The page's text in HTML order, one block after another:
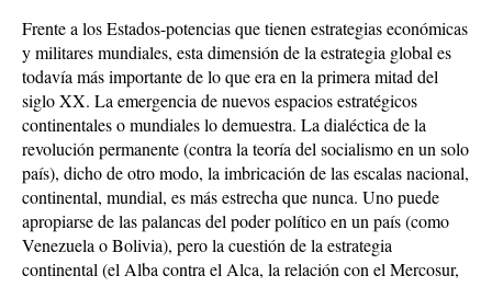
Frente a los Estados-potencias que tienen estrategias económicas
y militares mundiales, esta dimensión de la estrategia global es
todavía más importante de lo que era en la primera mitad del
siglo XX. La emergencia de nuevos espacios estratégicos
continentales o mundiales lo demuestra. La dialéctica de la
revolución permanente (contra la teoría del socialismo en un solo
país), dicho de otro modo, la imbricación de las escalas nacional,
continental, mundial, es más estrecha que nunca. Uno puede
apropiarse de las palancas del poder político en un país (como
Venezuela o Bolivia), pero la cuestión de la estrategia
continental (el Alba contra el Alca, la relación con el Mercosur,